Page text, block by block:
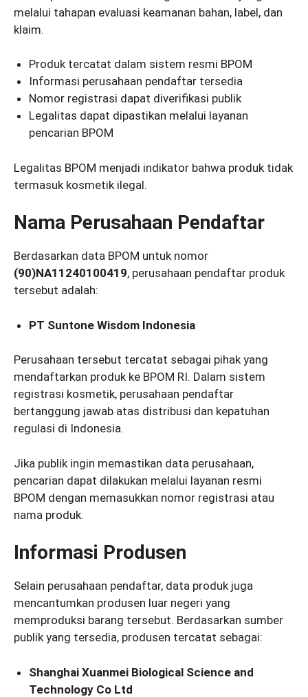
melalui tahapan evaluasi keamanan bahan, label, dan
klaim.
Produk tercatat dalam sistem resmi BPOM
Informasi perusahaan pendaftar tersedia
Nomor registrasi dapat diverifikasi publik
Legalitas dapat dipastikan melalui layanan
pencarian BPOM
Legalitas BPOM menjadi indikator bahwa produk tidak
termasuk kosmetik ilegal.
Nama Perusahaan Pendaftar
Berdasarkan data BPOM untuk nomor
(90)NA11240100419, perusahaan pendaftar produk
tersebut adalah:
PT Suntone Wisdom Indonesia
Perusahaan tersebut tercatat sebagai pihak yang
mendaftarkan produk ke BPOM RI. Dalam sistem
registrasi kosmetik, perusahaan pendaftar
bertanggung jawab atas distribusi dan kepatuhan
regulasi di Indonesia.
Jika publik ingin memastikan data perusahaan,
pencarian dapat dilakukan melalui layanan resmi
BPOM dengan memasukkan nomor registrasi atau
nama produk.
Informasi Produsen
Selain perusahaan pendaftar, data produk juga
mencantumkan produsen luar negeri yang
memproduksi barang tersebut. Berdasarkan sumber
publik yang tersedia, produsen tercatat sebagai:
Shanghai Xuanmei Biological Science and
Technology Co Ltd